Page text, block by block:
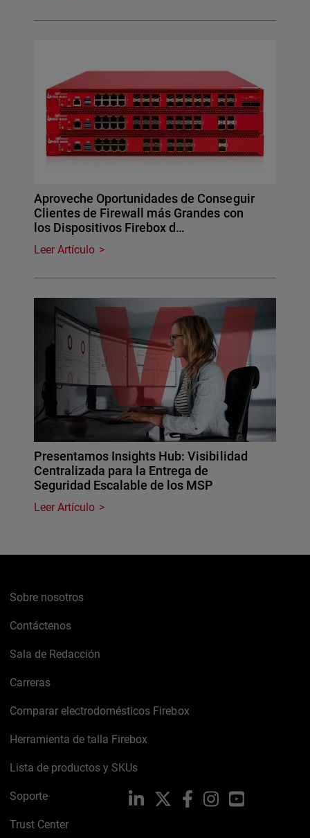
Aproveche Oportunidades de Conseguir
Clientes de Firewall más Grandes con
los Dispositivos Firebox d…
Leer Artículo
Presentamos Insights Hub: Visibilidad
Centralizada para la Entrega de
Seguridad Escalable de los MSP
Leer Artículo
Sobre nosotros
Contáctenos
Sala de Redacción
Carreras
Comparar electrodomésticos Firebox
Herramienta de talla Firebox
Lista de productos y SKUs
Soporte
Trust Center
LinkedIn FacebookInstagramYouTube